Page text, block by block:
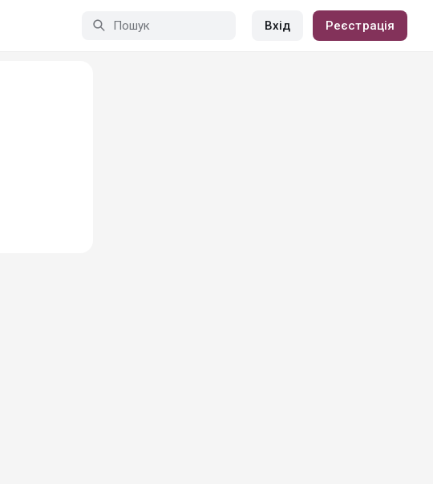
Вхід Реєстрація